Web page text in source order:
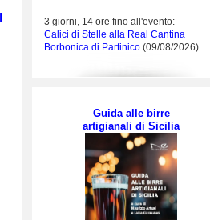
3 giorni, 14 ore fino all'evento:
Calici di Stelle alla Real Cantina
Borbonica di Partinico (09/08/2026)
Guida alle birre
artigianali di Sicilia